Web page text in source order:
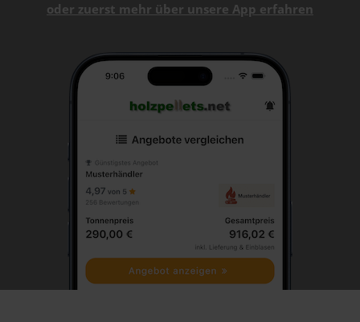
oder zuerst mehr über unsere App erfahren